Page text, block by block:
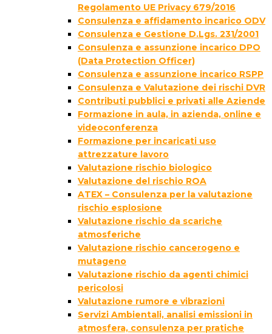
Regolamento UE Privacy 679/2016
Consulenza e affidamento incarico ODV
Consulenza e Gestione D.Lgs. 231/2001
Consulenza e assunzione incarico DPO
(Data Protection Officer)
Consulenza e assunzione incarico RSPP
Consulenza e Valutazione dei rischi DVR
Contributi pubblici e privati alle Aziende
Formazione in aula, in azienda, online e
videoconferenza
Formazione per incaricati uso
attrezzature lavoro
Valutazione rischio biologico
Valutazione del rischio ROA
ATEX – Consulenza per la valutazione
rischio esplosione
Valutazione rischio da scariche
atmosferiche
Valutazione rischio cancerogeno e
mutageno
Valutazione rischio da agenti chimici
pericolosi
Valutazione rumore e vibrazioni
Servizi Ambientali, analisi emissioni in
atmosfera, consulenza per pratiche